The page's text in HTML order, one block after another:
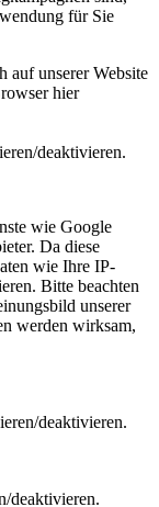
für Sie
auf unserer Website
hier
deaktivieren.
wie Google
Da diese
wie Ihre IP-
Bitte beachten
unserer
werden wirksam,
deaktivieren.
deaktivieren.